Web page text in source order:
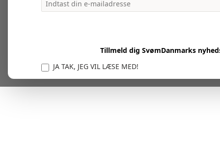
Tillmeld dig SvømDanmarks
JA TAK, JEG VIL LÆSE MED!